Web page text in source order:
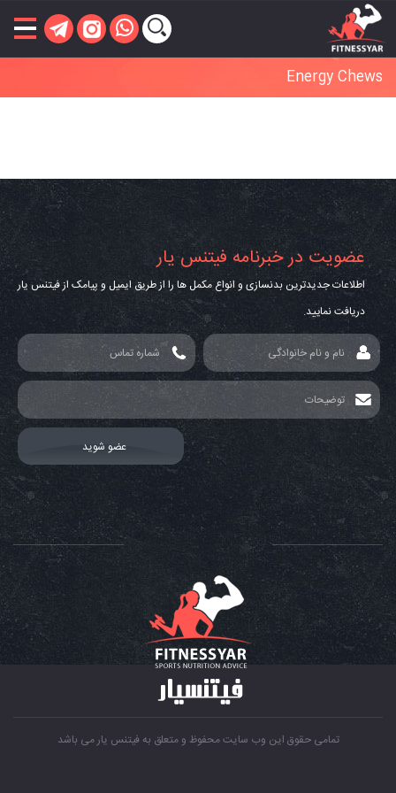
Energy Chews
عضویت در خبرنامه فیتنس یار
اطلاعات جدیدترین بدنسازی و انواع مکمل ها را از طریق ایمیل و پیامک از فیتنس یار
دریافت نمایید.
تمامی حقوق این وب سایت محفوظ و متعلق به فیتنس یار می باشد